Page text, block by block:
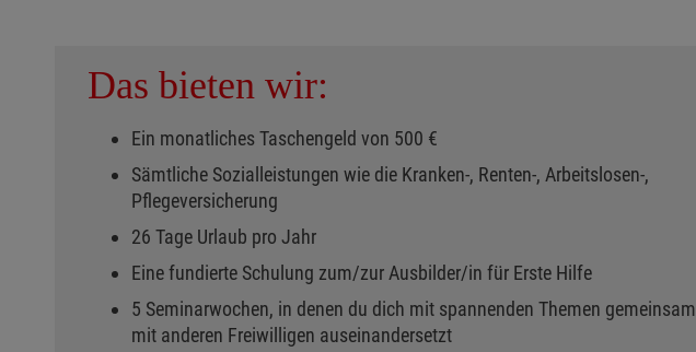
Das bieten wir:
Ein monatliches Taschengeld von 500 €
Sämtliche Sozialleistungen wie die Kranken-, Renten-, Arbeitslosen-,
Pflegeversicherung
26 Tage Urlaub pro Jahr
Eine fundierte Schulung zum/zur Ausbilder/in für Erste Hilfe
5 Seminarwochen, in denen du dich mit spannenden Themen gemeinsam
mit anderen Freiwilligen auseinandersetzt